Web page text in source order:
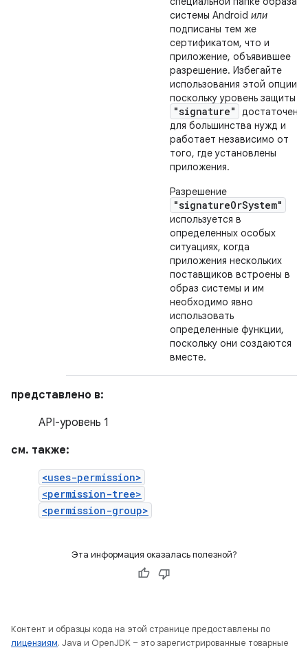
системы Android или
подписаны тем же
сертификатом, что и
приложение, объявившее
разрешение. Избегайте
использования этой опции,
поскольку уровень защиты
"signature"
достаточен
для большинства нужд и
работает независимо от
того, где установлены
приложения.
Разрешение
"signatureOrSystem"
используется в
определенных особых
ситуациях, когда
приложения нескольких
поставщиков встроены в
образ системы и им
необходимо явно
использовать
определенные функции,
поскольку они создаются
вместе.
представлено в:
API-уровень 1
см. также:
<uses-permission>
<permission-tree>
<permission-group>
Эта информация оказалась полезной?
Контент и образцы кода на этой странице предоставлены по
лицензиям. Java и OpenJDK – это зарегистрированные товарные